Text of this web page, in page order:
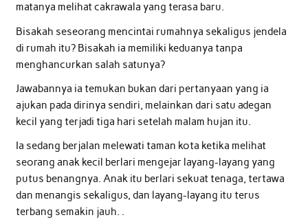
matanya melihat cakrawala yang terasa baru.
Bisakah seseorang mencintai rumahnya sekaligus jendela
di rumah itu? Bisakah ia memiliki keduanya tanpa
menghancurkan salah satunya?
Jawabannya ia temukan bukan dari pertanyaan yang ia
ajukan pada dirinya sendiri, melainkan dari satu adegan
kecil yang terjadi tiga hari setelah malam hujan itu.
Ia sedang berjalan melewati taman kota ketika melihat
seorang anak kecil berlari mengejar layang-layang yang
putus benangnya. Anak itu berlari sekuat tenaga, tertawa
dan menangis sekaligus, dan layang-layang itu terus
terbang semakin jauh. .